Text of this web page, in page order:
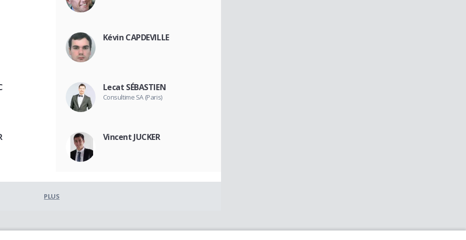
Kévin CAPDEVILLE
Lecat SÉBASTIEN
Consultime SA (Paris)
Vincent JUCKER
PLUS